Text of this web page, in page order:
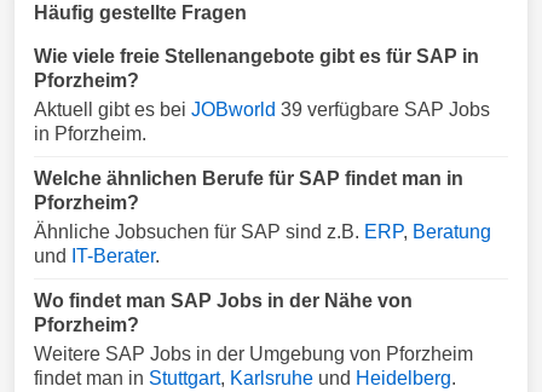
Häufig gestellte Fragen
Wie viele freie Stellenangebote gibt es für SAP in
Pforzheim?
Aktuell gibt es bei JOBworld 39 verfügbare SAP Jobs
in Pforzheim.
Welche ähnlichen Berufe für SAP findet man in
Pforzheim?
Ähnliche Jobsuchen für SAP sind z.B. ERP, Beratung
und IT-Berater.
Wo findet man SAP Jobs in der Nähe von
Pforzheim?
Weitere SAP Jobs in der Umgebung von Pforzheim
findet man in Stuttgart, Karlsruhe und Heidelberg.